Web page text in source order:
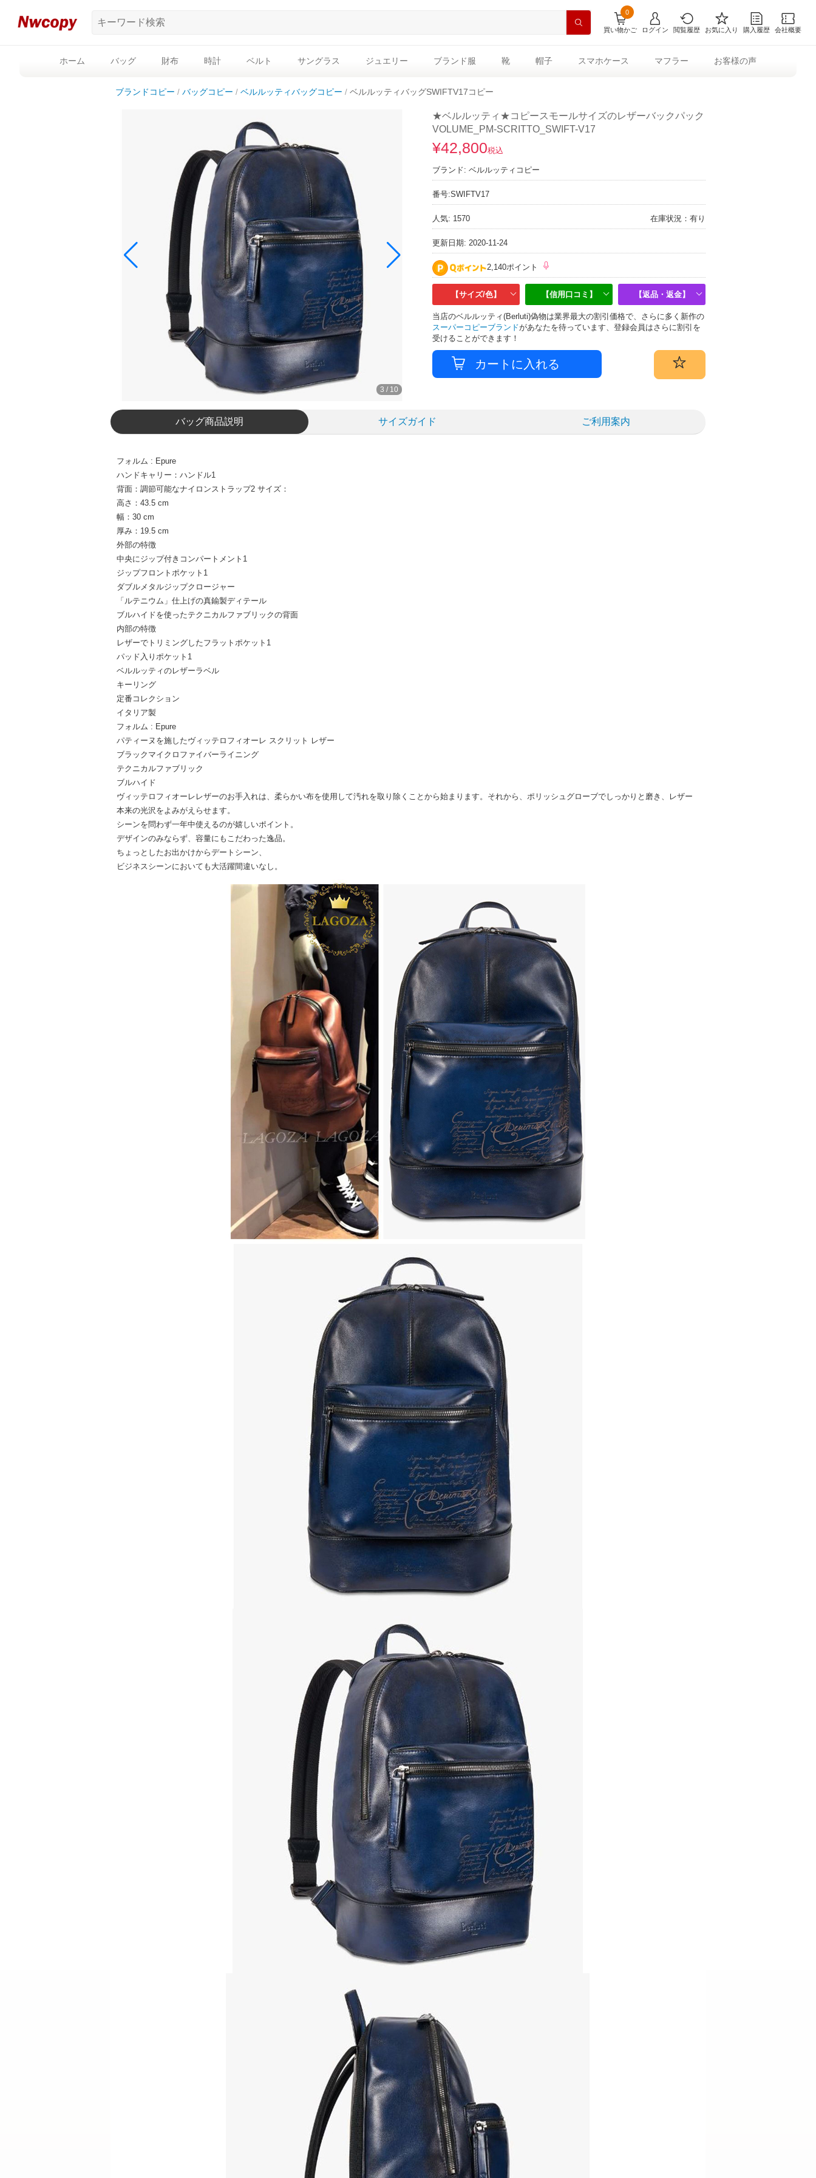
買い物かご
0
ログイン 閲覧履歴 お気に入り 購入履歴 会社概要
ホーム バッグ 財布 時計 ベルト サングラス ジュエリー ブランド服 靴 帽子 スマホケース マフラー お客様の声
ブランドコピー バッグコピー ベルルッティバッグコピー ベルルッティバッグSWIFTV17コピー
3 / 10
★ベルルッティ★コピースモールサイズのレザーバックパック
VOLUME_PM-SCRITTO_SWIFT-V17
¥42,800税込
ブランド: ベルルッティコピー
番号:SWIFTV17
人気: 1570 在庫状況：有り
更新日期: 2020-11-24
2,140ポイント
【サイズ/色】 【信用口コミ】 【返品・返金】
当店のベルルッティ(Berluti)偽物は業界最大の割引価格で、さらに多く新作の
スーパーコピーブランドがあなたを待っています、登録会員はさらに割引を
受けることができます！
バッグ商品説明 サイズガイド ご利用案内
フォルム : Epure
ハンドキャリー：ハンドル1
背面：調節可能なナイロンストラップ2 サイズ：
高さ：43.5 cm
幅：30 cm
厚み：19.5 cm
外部の特徴
中央にジップ付きコンパートメント1
ジップフロントポケット1
ダブルメタルジップクロージャー
「ルテニウム」仕上げの真鍮製ディテール
ブルハイドを使ったテクニカルファブリックの背面
内部の特徴
レザーでトリミングしたフラットポケット1
パッド入りポケット1
ベルルッティのレザーラベル
キーリング
定番コレクション
イタリア製
フォルム : Epure
パティーヌを施したヴィッテロフィオーレ スクリット レザー
ブラックマイクロファイバーライニング
テクニカルファブリック
ブルハイド
ヴィッテロフィオーレレザーのお手入れは、柔らかい布を使用して汚れを取り除くことから始まります。それから、ポリッシュグローブでしっかりと磨き、レザー
本来の光沢をよみがえらせます。
シーンを問わず一年中使えるのが嬉しいポイント。
デザインのみならず、容量にもこだわった逸品。
ちょっとしたお出かけからデートシーン、
ビジネスシーンにおいても大活躍間違いなし。